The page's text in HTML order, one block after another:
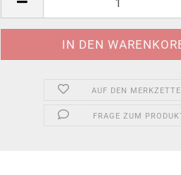
AUF DEN
FRAGE ZUM